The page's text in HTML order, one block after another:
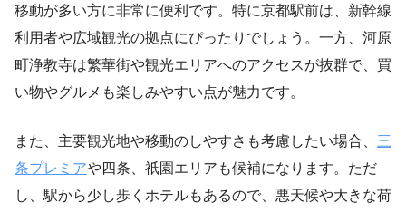
移動が多い方に非常に便利です。特に京都駅前は、新幹線
利用者や広域観光の拠点にぴったりでしょう。一方、河原
町浄教寺は繁華街や観光エリアへのアクセスが抜群で、買
い物やグルメも楽しみやすい点が魅力です。
また、主要観光地や移動のしやすさも考慮したい場合、 三
条プレミアや四条、祇園エリアも候補になります。ただ
し、駅から少し歩くホテルもあるので、悪天候や大きな荷